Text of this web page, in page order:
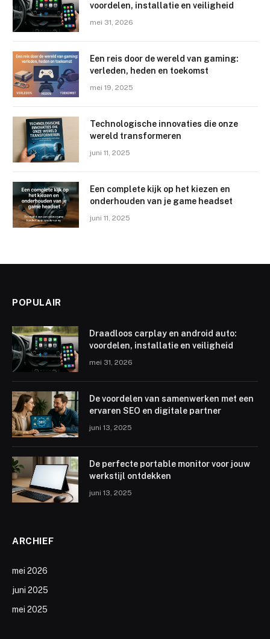
voordelen, installatie en veiligheid
mei 31, 2026
Een reis door de wereld van gaming:
verleden, heden en toekomst
mei 19, 2025
Technologische innovaties die onze
wereld transformeren
juni 11, 2025
Een complete kijk op het kiezen en
onderhouden van je game headset
juni 11, 2025
POPULAIR
Draadloos carplay en android auto:
voordelen, installatie en veiligheid
mei 31, 2026
De voordelen van samenwerken met een
ervaren SEO en digitale partner
juni 13, 2025
De perfecte portable monitor voor jouw
werkstijl ontdekken
juni 13, 2025
ARCHIEF
mei 2026
juni 2025
mei 2025